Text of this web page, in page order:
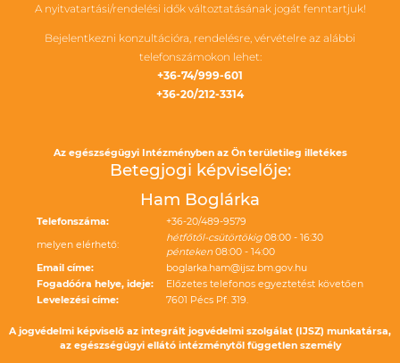
A nyitvatartási/rendelési idők változtatásának jogát fenntartjuk!
Bejelentkezni konzultációra, rendelésre, vérvételre az alábbi
telefonszámokon lehet:
+36-74/999-601
+36-20/212-3314
Az egészségügyi Intézményben az Ön területileg illetékes
Betegjogi képviselője:
Ham Boglárka
Telefonszáma:
+36-20/489-9579
melyen elérhető:
hétfőtől-csütörtökig08:00 - 16:30
pénteken08:00 - 14:00
Email címe:
boglarka.ham@ijsz.bm.gov.hu
Fogadóóra helye, ideje:
Előzetes telefonos egyeztetést követően
Levelezési címe:
7601 Pécs Pf. 319.
A jogvédelmi képviselő az integrált jogvédelmi szolgálat (IJSZ) munkatársa,
az egészségügyi ellátó intézménytől független személy